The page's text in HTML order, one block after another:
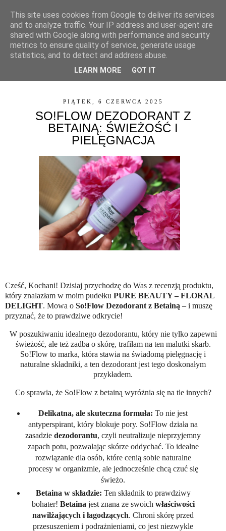
▼
PIĄTEK, 6 CZERWCA 2025
SO!FLOW DEZODORANT Z
BETAINĄ: ŚWIEŻOŚĆ I
PIELĘGNACJA
Cześć, Kochani! Dzisiaj przychodzę do Was z recenzją produktu,
który znalazłam w moim pudełku PURE BEAUTY – FLORAL
DELIGHT. Mowa o So!Flow Dezodorant z Betainą – i muszę
przyznać, że to prawdziwe odkrycie!
W poszukiwaniu idealnego dezodorantu, który nie tylko zapewni
świeżość, ale też zadba o skórę, trafiłam na ten malutki skarb.
So!Flow to marka, która stawia na świadomą pielęgnację i
naturalne składniki, a ten dezodorant jest tego doskonałym
przykładem.
Co sprawia, że So!Flow z betainą wyróżnia się na tle innych?
Delikatna, ale skuteczna formuła: To nie jest
antyperspirant, który blokuje pory. So!Flow działa na
zasadzie dezodorantu, czyli neutralizuje nieprzyjemny
zapach potu, pozwalając skórze oddychać. To idealne
rozwiązanie dla osób, które cenią sobie naturalne
procesy w organizmie, ale jednocześnie chcą czuć się
świeżo.
Betaina w składzie: Ten składnik to prawdziwy
bohater! Betaina jest znana ze swoich właściwości
nawilżających i łagodzących. Chroni skórę przed
przesuszeniem i podrażnieniami, co jest niezwykle
This site uses cookies from Google to deliver its services
and to analyze traffic. Your IP address and user-agent are
shared with Google along with performance and security
metrics to ensure quality of service, generate usage
statistics, and to detect and address abuse.
LEARN MORE GOT IT